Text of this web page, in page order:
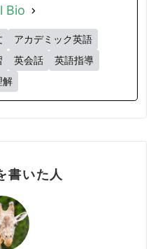
Bio
アカデミック英語
英会話
英語指導
解
書いた人